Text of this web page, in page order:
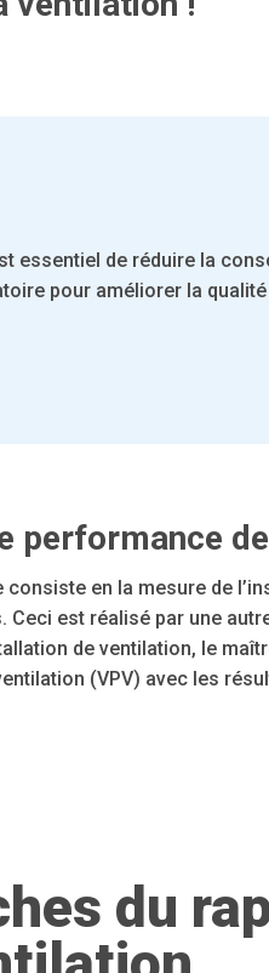
essentiel de réduire la
pour améliorer la
performance
consiste en la mesure de
est réalisé par une
de ventilation, le
(VPV) avec les
du